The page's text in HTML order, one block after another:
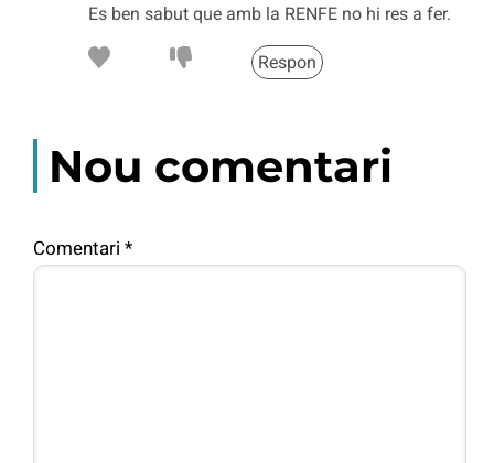
Es ben sabut que amb la RENFE no hi res a fer.
Respon
Nou comentari
Comentari *